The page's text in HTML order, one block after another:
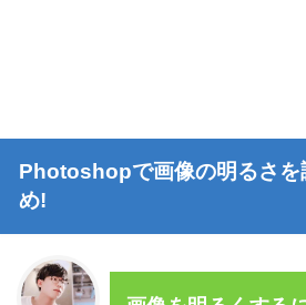
Photoshopで画像の明るさを
め!